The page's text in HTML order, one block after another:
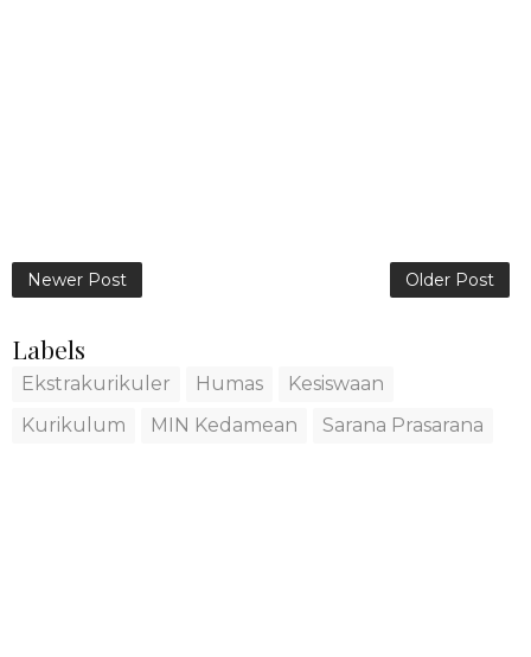
Newer Post Older Post
Labels
Ekstrakurikuler Humas
Kesiswaan
Kurikulum
MIN Kedamean Sarana Prasarana